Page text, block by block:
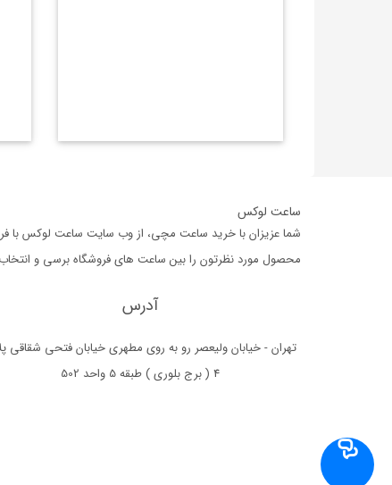
ساعت لوکس
شما عزیزان با خرید ساعت مچی، از وب سایت ساعت لوکس با
محصول مورد نظرتون را بین ساعت های فروشگاه برسی و انتخاب
آدرس
تهران - خیابان ولیعصر رو به روی مطهری خیابان فتحی شقاقی
4 ( برج بلوری ) طبقه 5 واحد 502